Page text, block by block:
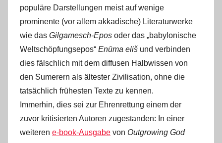
populäre Darstellungen meist auf wenige
prominente (vor allem akkadische) Literaturwerke
wie das Gilgamesch-Epos oder das „babylonische
Weltschöpfungsepos“ Enūma eliš und verbinden
dies fälschlich mit dem diffusen Halbwissen von
den Sumerern als ältester Zivilisation, ohne die
tatsächlich frühesten Texte zu kennen.
Immerhin, dies sei zur Ehrenrettung einem der
zuvor kritisierten Autoren zugestanden: In einer
weiteren e-book-Ausgabe von Outgrowing God